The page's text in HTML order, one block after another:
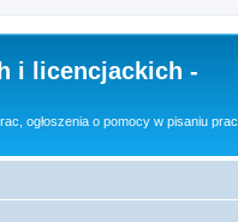
i licencjackich -
ogłoszenia o pomocy w pisaniu prac